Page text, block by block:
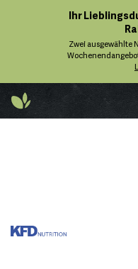
Ihr
Zwei ausgewählte